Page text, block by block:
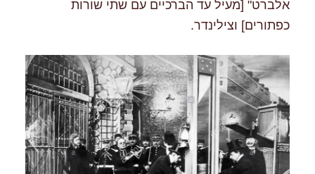
אלברט" [מעיל עד הברכיים עם שתי שורות
כפתורים] וצילינדר.